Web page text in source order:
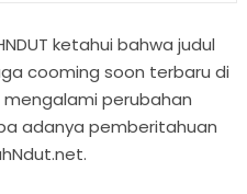
ketahui bahwa judul
cooming soon terbaru di
perubahan
adanya pemberitahuan